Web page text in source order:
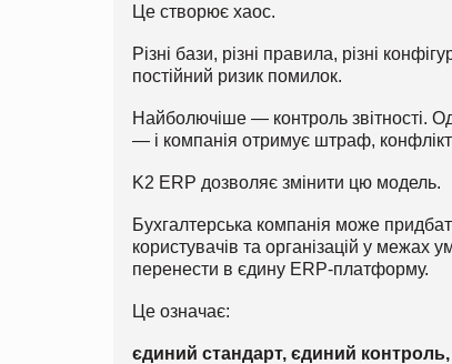
Це створює хаос.
Різні бази, різні правила, різні
постійний ризик помилок.
Найболючіше — контроль звітності.
— і компанія отримує штраф, конфлікт
K2 ERP дозволяє змінити цю модель.
Бухгалтерська компанія може
користувачів та організацій у межах
перенести в єдину ERP-платформу.
Це означає:
єдиний стандарт, єдиний